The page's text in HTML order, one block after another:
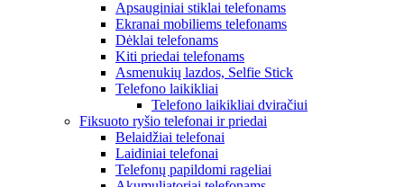
Apsauginiai stiklai telefonams
Ekranai mobiliems telefonams
Dėklai telefonams
Kiti priedai telefonams
Asmenukių lazdos, Selfie Stick
Telefono laikikliai
Telefono laikikliai dviračiui
Fiksuoto ryšio telefonai ir priedai
Belaidžiai telefonai
Laidiniai telefonai
Telefonų papildomi rageliai